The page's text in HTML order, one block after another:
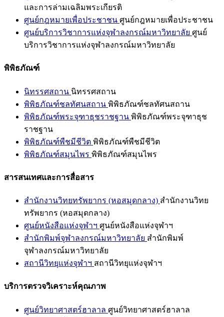
และการล่ามเฉลิมพระเกียรติ
ศูนย์กฎหมายเพื่อประชาชน ศูนย์กฎหมายเพื่อประชาชน
ศูนย์บริการวิชาการแห่งจุฬาลงกรณ์มหาวิทยาลัย ศูนย์
บริการวิชาการแห่งจุฬาลงกรณ์มหาวิทยาลัย
พิพิธภัณฑ์
นิทรรศสถาน นิทรรศสถาน
พิพิธภัณฑ์ชลทัศนสถาน พิพิธภัณฑ์ชลทัศนสถาน
พิพิธภัณฑ์พระจุฑาธุชราชฐาน พิพิธภัณฑ์พระจุฑาธุช
ราชฐาน
พิพิธภัณฑ์พืชมีชีวิต พิพิธภัณฑ์พืชมีชีวิต
พิพิธภัณฑ์สมุนไพร พิพิธภัณฑ์สมุนไพร
สารสนเทศและการสื่อสาร
สำนักงานวิทยทรัพยากร (หอสมุดกลาง) สำนักงานวิทย
ทรัพยากร (หอสมุดกลาง)
ศูนย์หนังสือแห่งจุฬาฯ ศูนย์หนังสือแห่งจุฬาฯ
สำนักพิมพ์จุฬาลงกรณ์มหาวิทยาลัย สำนักพิมพ์
จุฬาลงกรณ์มหาวิทยาลัย
สถานีวิทยุแห่งจุฬาฯ สถานีวิทยุแห่งจุฬาฯ
บริการตรวจวิเคราะห์คุณภาพ
ศูนย์วิทยาศาสตร์ฮาลาล ศูนย์วิทยาศาสตร์ฮาลาล